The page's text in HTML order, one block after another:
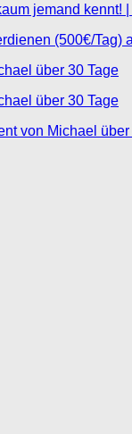
jemand kennt!
(500€/Tag)
über 30 Tage
über 30 Tage
von Michael über